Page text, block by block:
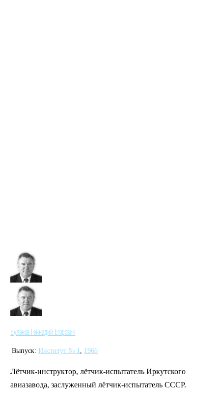
Буланов Геннадий Егорович
Выпуск: Институт № 1, 1966
Лётчик-инструктор, лётчик-испытатель Иркутского
авиазавода, заслуженный лётчик-испытатель СССР.